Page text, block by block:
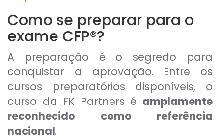
Como se preparar para o
exame CFP®?
A preparação é o segredo para
conquistar a aprovação. Entre os
cursos preparatórios disponíveis, o
curso da FK Partners é amplamente
reconhecido como referência
nacional.